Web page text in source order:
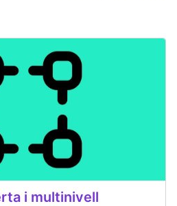
i multinivell